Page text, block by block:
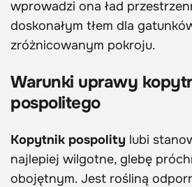
wprowadzi ona ład
doskonałym tłem dla
zróżnicowanym pokroju.
Warunki uprawy
pospolitego
Kopytnik pospolity lubi
najlepiej wilgotne, glebę
obojętnym. Jest rośliną